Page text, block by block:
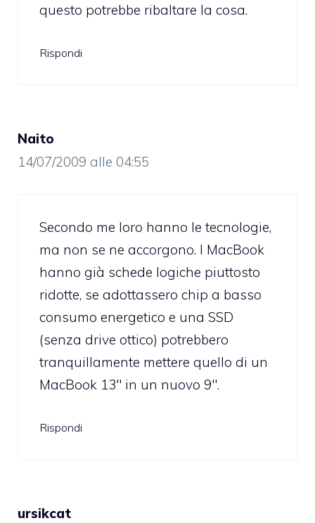
questo potrebbe ribaltare la cosa.
Rispondi
Naito
14/07/2009 alle 04:55
Secondo me loro hanno le tecnologie,
ma non se ne accorgono. I MacBook
hanno già schede logiche piuttosto
ridotte, se adottassero chip a basso
consumo energetico e una SSD
(senza drive ottico) potrebbero
tranquillamente mettere quello di un
MacBook 13″ in un nuovo 9″.
Rispondi
ursikcat